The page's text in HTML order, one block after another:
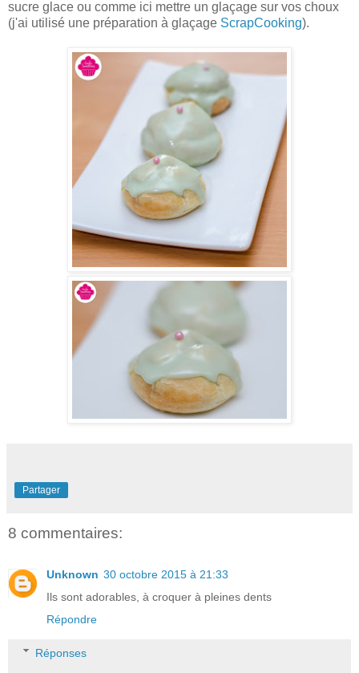
sucre glace ou comme ici mettre un glaçage sur vos choux
(j'ai utilisé une préparation à glaçage ScrapCooking).
Partager
8 commentaires:
Unknown 30 octobre 2015 à 21:33
Ils sont adorables, à croquer à pleines dents
Répondre
Réponses